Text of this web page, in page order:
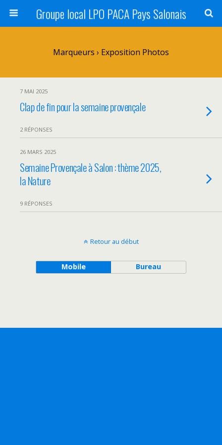
Groupe local LPO PACA Pays Salonais
Marqueurs › Exposition Photos
7 MAI 2025
Clap de fin pour la semaine provençale
2 RÉPONSES
26 MARS 2025
Semaine Provençale à Salon : thème 2025,
la Nature
9 RÉPONSES
Retour au début
Mobile Bureau